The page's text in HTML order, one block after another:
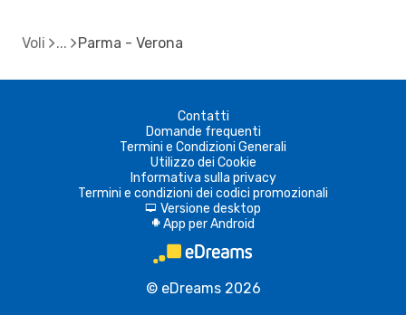
Voli Parma - Verona
Contatti
Domande frequenti
Termini e Condizioni Generali
Utilizzo dei Cookie
Informativa sulla privacy
Termini e condizioni dei codici promozionali
d Versione desktop
A App per Android
© eDreams 2026